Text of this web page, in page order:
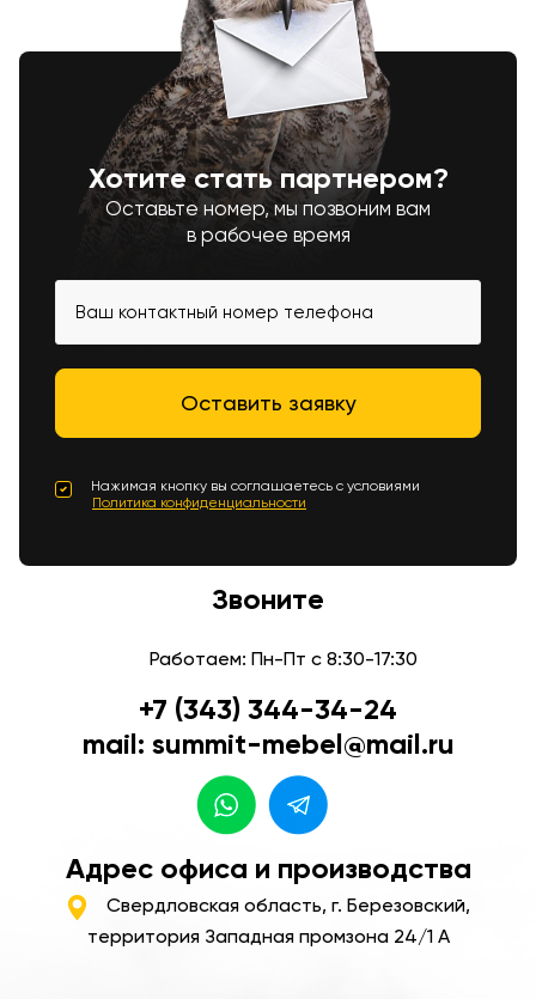
Хотите стать партнером?
Оставьте номер, мы позвоним вам
в рабочее время
Нажимая кнопку вы соглашаетесь с условиями
Политика конфиденциальности
Звоните
Работаем: Пн-Пт с 8:30-17:30
+7 (343) 344-34-24
mail: summit-mebel@mail.ru
Адрес офиса и производства
Свердловская область, г. Березовский,
территория Западная промзона 24/1 А